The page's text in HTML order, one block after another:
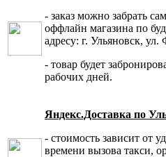
- заказ можно забрать
оффлайн магазина по
адресу: г. Ульяновск,
- товар будет
рабочих дней.
Яндекс.Доставка по
- стоимость зависит от
времени вызова такси,